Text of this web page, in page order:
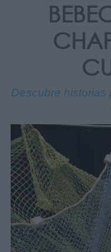
Descubre historias